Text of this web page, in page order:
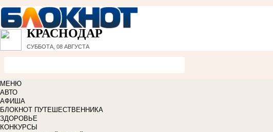
КРАСНОДАР
СУББОТА, 08 АВГУСТА
МЕНЮ
АВТО
АФИША
БЛОКНОТ ПУТЕШЕСТВЕННИКА
ЗДОРОВЬЕ
КОНКУРСЫ